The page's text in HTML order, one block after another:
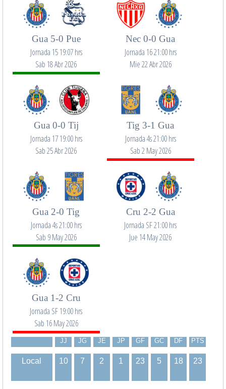
Gua 5-0 Pue
Jornada 15 19:07 hrs
Sab 18 Abr 2026
Nec 0-0 Gua
Jornada 16 21:00 hrs
Mie 22 Abr 2026
Gua 0-0 Tij
Jornada 17 19:00 hrs
Sab 25 Abr 2026
Tig 3-1 Gua
Jornada 4s 21:00 hrs
Sab 2 May 2026
Gua 2-0 Tig
Jornada 4s 21:00 hrs
Sab 9 May 2026
Cru 2-2 Gua
Jornada SF 21:00 hrs
Jue 14 May 2026
Gua 1-2 Cru
Jornada SF 19:00 hrs
Sab 16 May 2026
JJ JG JE JP GF GC DF PTS
Local 10 7 2 1 23 5 18 23